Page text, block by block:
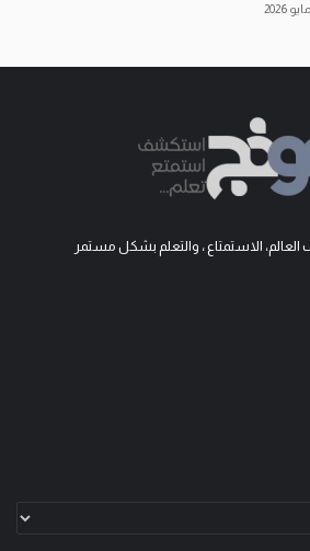
الاستمتاع ، والتعلم بشكل مستمر